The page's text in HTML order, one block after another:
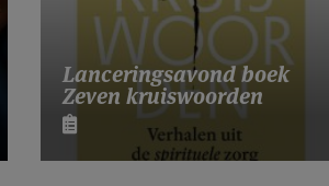
Lanceringsavond boek
Zeven kruiswoorden